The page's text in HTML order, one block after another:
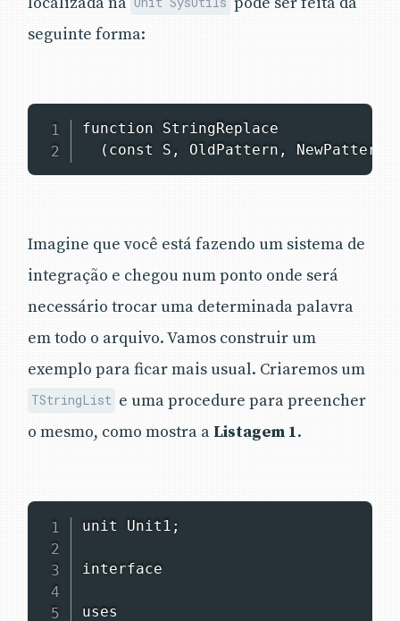
seguinte forma:
function StringReplace
(const S, OldPattern,
Imagine que você está fazendo um sistema de
integração e chegou num ponto onde será
necessário trocar uma determinada palavra
em todo o arquivo. Vamos construir um
exemplo para ficar mais usual. Criaremos um
TStringList e uma procedure para preencher
o mesmo, como mostra a Listagem 1.
unit Unit1;
interface
uses